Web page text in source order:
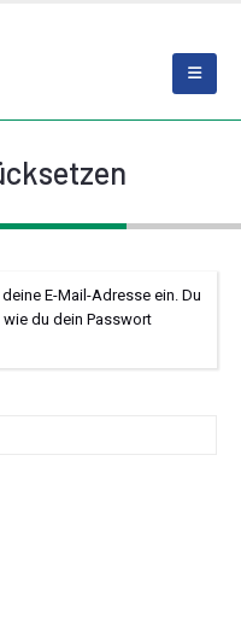
E-Mail-Adresse ein. Du
du dein Passwort